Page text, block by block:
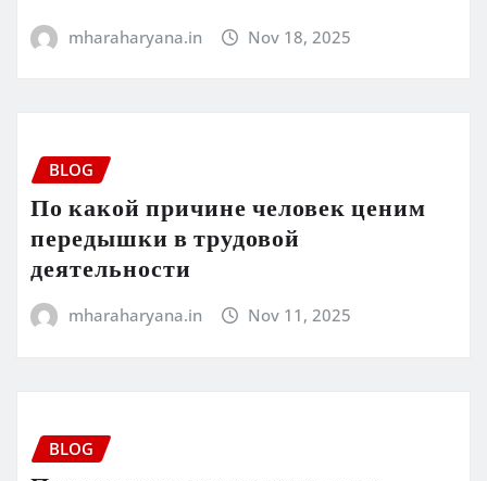
mharaharyana.in Nov 18, 2025
BLOG
По какой причине человек ценим
передышки в трудовой
деятельности
mharaharyana.in Nov 11, 2025
BLOG